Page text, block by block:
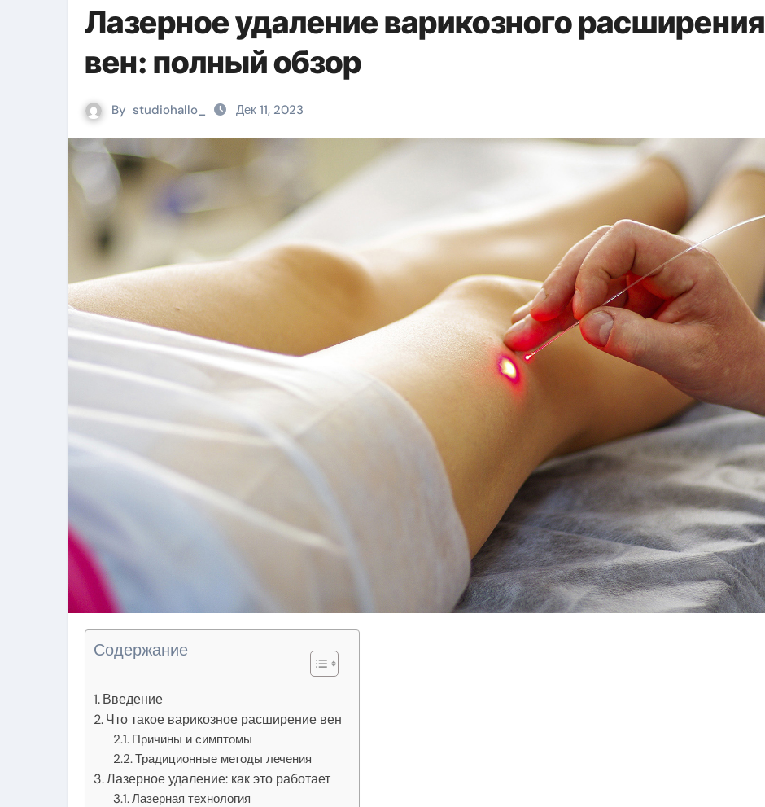
Лазерное удаление варикозного расширения
вен: полный обзор
By studiohallo_ Дек 11, 2023
Содержание
Введение
Что такое варикозное расширение вен
Причины и симптомы
Традиционные методы лечения
Лазерное удаление: как это работает
Лазерная технология